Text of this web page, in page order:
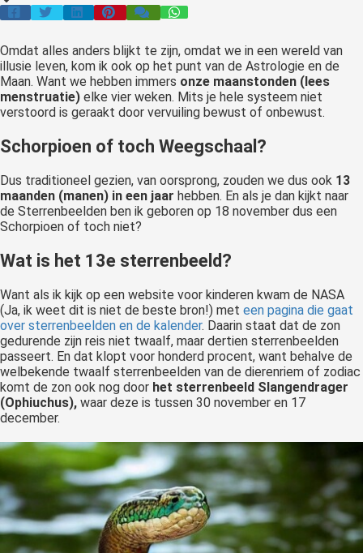
Omdat alles anders blijkt te zijn, omdat we in een wereld van
illusie leven, kom ik ook op het punt van de Astrologie en de
Maan. Want we hebben immers onze maanstonden (lees
menstruatie) elke vier weken. Mits je hele systeem niet
verstoord is geraakt door vervuiling bewust of onbewust.
Schorpioen of toch Weegschaal?
Dus traditioneel gezien, van oorsprong, zouden we dus ook 13
maanden (manen) in een jaar hebben. En als je dan kijkt naar
de Sterrenbeelden ben ik geboren op 18 november dus een
Schorpioen of toch niet?
Wat is het 13e sterrenbeeld?
Want als ik kijk op een website voor kinderen kwam de NASA
(Ja, ik weet dit is niet de beste bron!) met een pagina die gaat
over sterrenbeelden en de kalender. Daarin staat dat de zon
gedurende zijn reis niet twaalf, maar dertien sterrenbeelden
passeert. En dat klopt voor honderd procent, want behalve de
welbekende twaalf sterrenbeelden van de dierenriem of zodiac
komt de zon ook nog door het sterrenbeeld Slangendrager
(Ophiuchus), waar deze is tussen 30 november en 17
december.